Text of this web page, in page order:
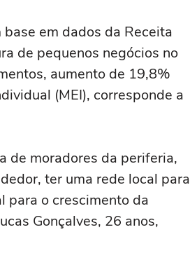
em dados da Receita
de pequenos negócios no
aumento de 19,8%
(MEI), corresponde a
de moradores da periferia,
ter uma rede local para
para o crescimento da
Gonçalves, 26 anos,